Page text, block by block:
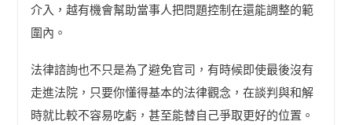
介入，越有機會幫助當事人把問題控制在還能調整的範
圍內。
法律諮詢也不只是為了避免官司，有時候即使最後沒有
走進法院，只要你懂得基本的法律觀念，在談判與和解
時就比較不容易吃虧，甚至能替自己爭取更好的位置。